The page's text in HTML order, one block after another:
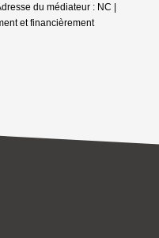
du médiateur : NC |
et financièrement